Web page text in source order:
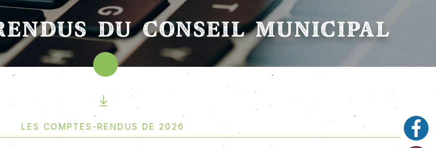
DU CONSEIL MUNICIPAL
Les comptes-rendus de 2026